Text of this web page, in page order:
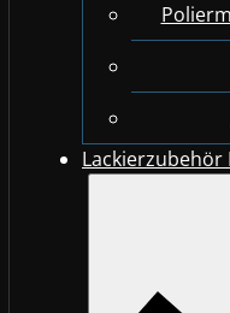
Lackierzubehör